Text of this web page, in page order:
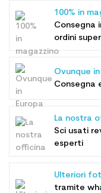
100% in
Consegna
ordini
Ovunque
Consegna
La nostra
Sci usati
esperti
Ulteriori
tramite